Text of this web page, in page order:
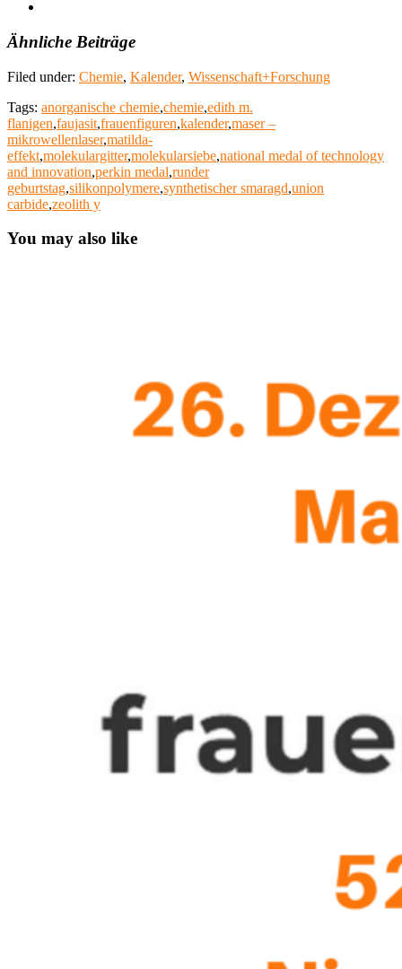
Ähnliche Beiträge
Filed under: Chemie, Kalender, Wissenschaft+Forschung
Tags: anorganische chemie,chemie,edith m.
flanigen,faujasit,frauenfiguren,kalender,maser –
mikrowellenlaser,matilda-
effekt,molekulargitter,molekularsiebe,national medal of technology
and innovation,perkin medal,runder
geburtstag,silikonpolymere,synthetischer smaragd,union
carbide,zeolith y
You may also like